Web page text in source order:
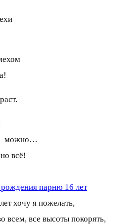
можно…
всё!
парню 16 лет
хочу я пожелать,
всем, все высоты покорять,